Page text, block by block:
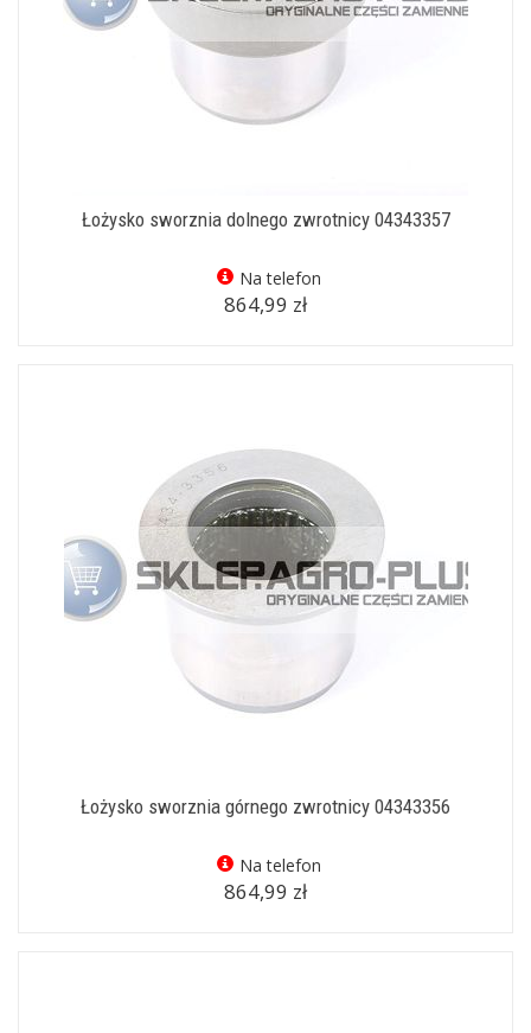
Łożysko sworznia dolnego zwrotnicy 04343357
Na telefon
864,99 zł
Łożysko sworznia górnego zwrotnicy 04343356
Na telefon
864,99 zł